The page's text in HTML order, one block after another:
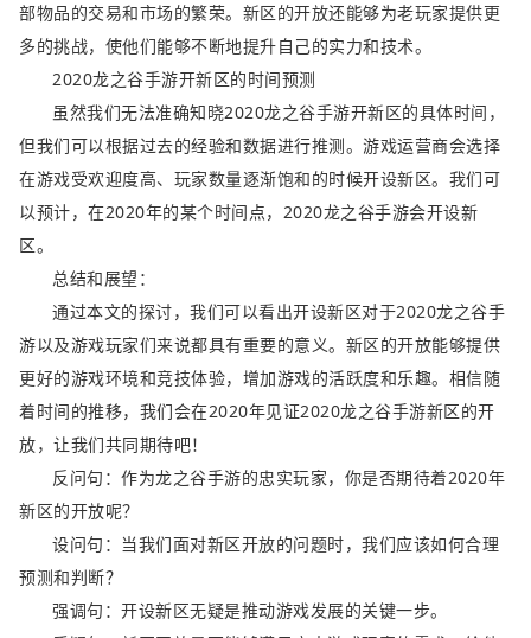
部物品的交易和市场的繁荣。新区的开放还能够为老玩家提供更
多的挑战，使他们能够不断地提升自己的实力和技术。
2020龙之谷手游开新区的时间预测
虽然我们无法准确知晓2020龙之谷手游开新区的具体时间，
但我们可以根据过去的经验和数据进行推测。游戏运营商会选择
在游戏受欢迎度高、玩家数量逐渐饱和的时候开设新区。我们可
以预计，在2020年的某个时间点，2020龙之谷手游会开设新
区。
总结和展望：
通过本文的探讨，我们可以看出开设新区对于2020龙之谷手
游以及游戏玩家们来说都具有重要的意义。新区的开放能够提供
更好的游戏环境和竞技体验，增加游戏的活跃度和乐趣。相信随
着时间的推移，我们会在2020年见证2020龙之谷手游新区的开
放，让我们共同期待吧！
反问句：作为龙之谷手游的忠实玩家，你是否期待着2020年
新区的开放呢？
设问句：当我们面对新区开放的问题时，我们应该如何合理
预测和判断？
强调句：开设新区无疑是推动游戏发展的关键一步。